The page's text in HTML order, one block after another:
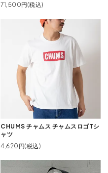
71,500円(税込)
CHUMS チャムス チャムスロゴTシ
ャツ
4,620円(税込)